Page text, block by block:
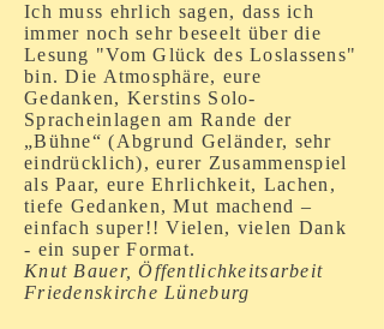
Ich muss ehrlich sagen, dass ich
immer noch sehr beseelt über die
Lesung "Vom Glück des Loslassens"
bin. Die Atmosphäre, eure
Gedanken, Kerstins Solo-
Spracheinlagen am Rande der
„Bühne“ (Abgrund Geländer, sehr
eindrücklich), eurer Zusammenspiel
als Paar, eure Ehrlichkeit, Lachen,
tiefe Gedanken, Mut machend –
einfach super!! Vielen, vielen Dank
- ein super Format.
Knut Bauer, Öffentlichkeitsarbeit
Friedenskirche Lüneburg